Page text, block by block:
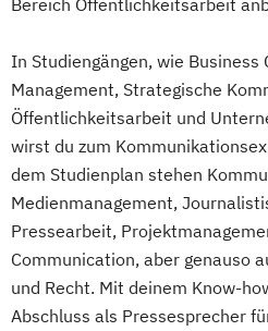
In Studiengängen, wie Business
Management, Strategische
Öffentlichkeitsarbeit und
wirst du zum
dem Studienplan stehen
Medienmanagement,
Pressearbeit,
Communication, aber genauso
und Recht. Mit deinem Know-
Abschluss als Pressesprecher